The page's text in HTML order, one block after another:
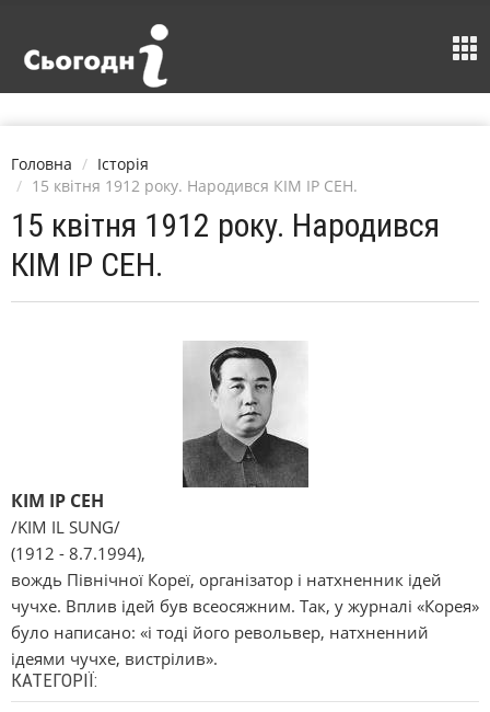
Головна
Історія
15 квітня 1912 року. Народився КІМ ІР СЕН.
15 квітня 1912 року. Народився
КІМ ІР СЕН.
КІМ ІР СЕН
/KIM IL SUNG/
(1912 - 8.7.1994),
вождь Північної Кореї, організатор і натхненник ідей
чучхе. Вплив ідей був всеосяжним. Так, у журналі «Корея»
було написано: «і тоді його револьвер, натхненний
ідеями чучхе, вистрілив».
КАТЕГОРІЇ: